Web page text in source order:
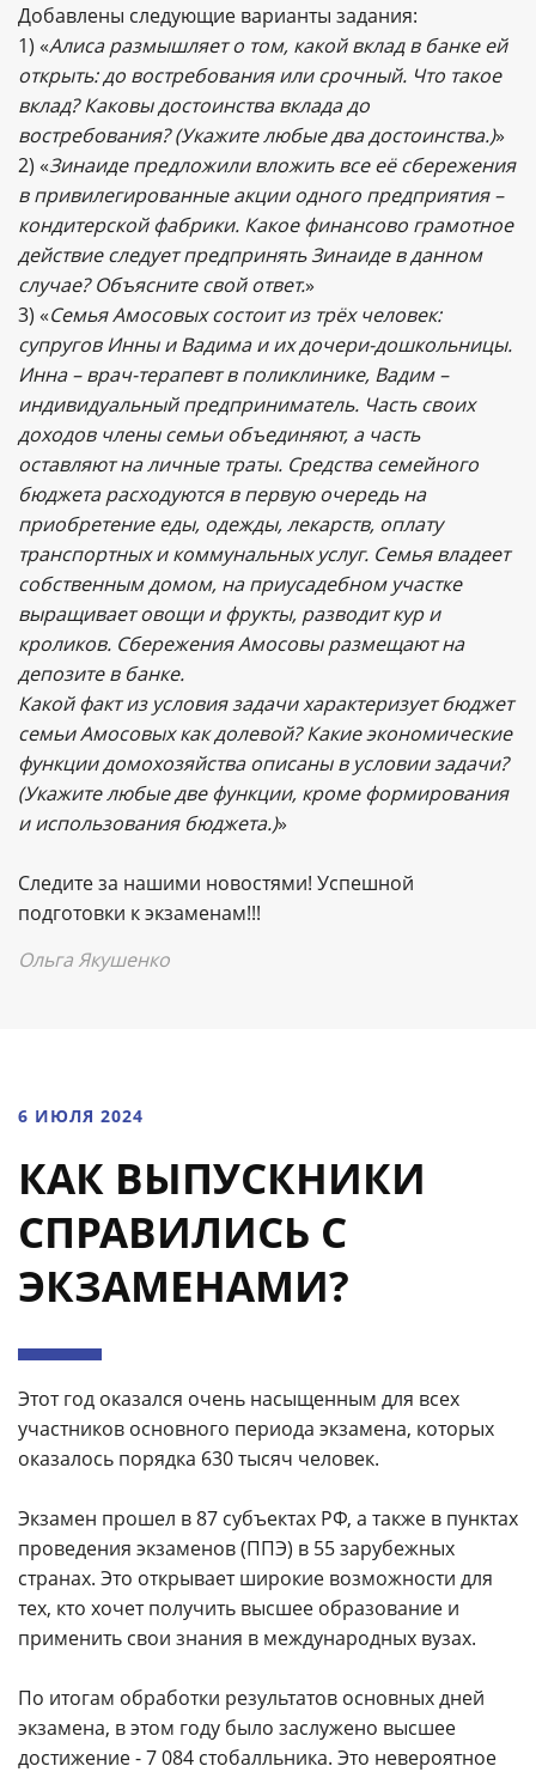
Добавлены следующие варианты задания:
1) «Алиса размышляет о том, какой вклад в банке ей
открыть: до востребования или срочный. Что такое
вклад? Каковы достоинства вклада до
востребования? (Укажите любые два достоинства.)»
2) «Зинаиде предложили вложить все её сбережения
в привилегированные акции одного предприятия –
кондитерской фабрики. Какое финансово грамотное
действие следует предпринять Зинаиде в данном
случае? Объясните свой ответ.»
3) «Семья Амосовых состоит из трёх человек:
супругов Инны и Вадима и их дочери-дошкольницы.
Инна – врач-терапевт в поликлинике, Вадим –
индивидуальный предприниматель. Часть своих
доходов члены семьи объединяют, а часть
оставляют на личные траты. Средства семейного
бюджета расходуются в первую очередь на
приобретение еды, одежды, лекарств, оплату
транспортных и коммунальных услуг. Семья владеет
собственным домом, на приусадебном участке
выращивает овощи и фрукты, разводит кур и
кроликов. Сбережения Амосовы размещают на
депозите в банке.
Какой факт из условия задачи характеризует бюджет
семьи Амосовых как долевой? Какие экономические
функции домохозяйства описаны в условии задачи?
(Укажите любые две функции, кроме формирования
и использования бюджета.)»
Следите за нашими новостями! Успешной
подготовки к экзаменам!!!
Ольга Якушенко
6 ИЮЛЯ 2024
КАК ВЫПУСКНИКИ
СПРАВИЛИСЬ С
ЭКЗАМЕНАМИ?
Этот год оказался очень насыщенным для всех
участников основного периода экзамена, которых
оказалось порядка 630 тысяч человек.
Экзамен прошел в 87 субъектах РФ, а также в пунктах
проведения экзаменов (ППЭ) в 55 зарубежных
странах. Это открывает широкие возможности для
тех, кто хочет получить высшее образование и
применить свои знания в международных вузах.
По итогам обработки результатов основных дней
экзамена, в этом году было заслужено высшее
достижение - 7 084 стобалльника. Это невероятное